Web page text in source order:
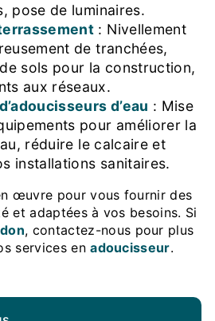
pose de luminaires.
: Nivellement
de tranchées,
sols pour la construction,
aux réseaux.
d’eau : Mise
pour améliorer la
réduire le calcaire et
installations sanitaires.
et adaptées à vos besoins. Si
, contactez-nous pour plus
services enadoucisseur.